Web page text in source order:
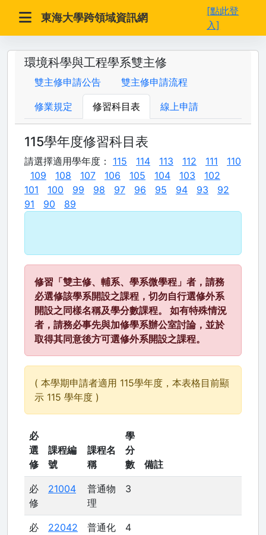
東海大學跨領域資訊網
[點此登
入]
環境科學與工程學系雙主修
雙主修申請公告 雙主修申請流程
修業規定 修習科目表 線上申請
115學年度修習科目表
請選擇適用學年度： 115 114 113 112 111
110
109
108 107 106 105 104 103
102
101
100 99 98 97 96 95 94 93
92
91
90 89
修習「雙主修、輔系、學系微學程」者，請務
必選修該學系開設之課程，切勿自行選修外系
開設之同樣名稱及學分數課程。 如有特殊情況
者，請務必事先與加修學系辦公室討論，並於
取得其同意後方可選修外系開設之課程。
( 本學期申請者適用 115學年度，本表格目前顯
示 115 學年度 )
必
選
修
課程編
號
課程名
稱
學
分
數
備註
必
修
21004
普通物
理
3
必
22042
普通化
4